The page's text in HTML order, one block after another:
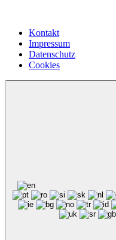
Kontakt
Impressum
Datenschutz
Cookies